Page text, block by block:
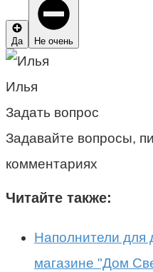
Да Не очень
Илья
Задать вопрос
Задавайте вопросы,
комментариях
Читайте также:
Наполнители
магазине "Дом